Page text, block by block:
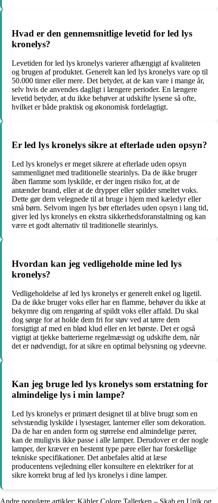
Hvad er den gennemsnitlige levetid for led lys
kronelys?
Levetiden for led lys kronelys varierer afhængigt af kvaliteten
og brugen af produktet. Generelt kan led lys kronelys vare op til
50.000 timer eller mere. Det betyder, at de kan vare i mange år,
selv hvis de anvendes dagligt i længere perioder. En længere
levetid betyder, at du ikke behøver at udskifte lysene så ofte,
hvilket er både praktisk og økonomisk fordelagtigt.
Er led lys kronelys sikre at efterlade uden opsyn?
Led lys kronelys er meget sikrere at efterlade uden opsyn
sammenlignet med traditionelle stearinlys. Da de ikke bruger
åben flamme som lyskilde, er der ingen risiko for, at de
antænder brand, eller at de drypper eller spilder smeltet voks.
Dette gør dem velegnede til at bruge i hjem med kæledyr eller
små børn. Selvom ingen lys bør efterlades uden opsyn i lang tid,
giver led lys kronelys en ekstra sikkerhedsforanstaltning og kan
være et godt alternativ til traditionelle stearinlys.
Hvordan kan jeg vedligeholde mine led lys
kronelys?
Vedligeholdelse af led lys kronelys er generelt enkel og ligetil.
Da de ikke bruger voks eller har en flamme, behøver du ikke at
bekymre dig om rengøring af spildt voks eller affald. Du skal
dog sørge for at holde dem fri for støv ved at tørre dem
forsigtigt af med en blød klud eller en let børste. Det er også
vigtigt at tjekke batterierne regelmæssigt og udskifte dem, når
det er nødvendigt, for at sikre en optimal belysning og ydeevne.
Kan jeg bruge led lys kronelys som erstatning for
almindelige lys i min lampe?
Led lys kronelys er primært designet til at blive brugt som en
selvstændig lyskilde i lysestager, lanterner eller som dekoration.
Da de har en anden form og størrelse end almindelige pærer,
kan de muligvis ikke passe i alle lamper. Derudover er der nogle
lamper, der kræver en bestemt type pære eller har forskellige
tekniske specifikationer. Det anbefales altid at læse
producentens vejledning eller konsultere en elektriker for at
sikre korrekt brug af led lys kronelys i dine lamper.
Andre populære artikler: Kähler Colore Tallerken – Skab en Unik og